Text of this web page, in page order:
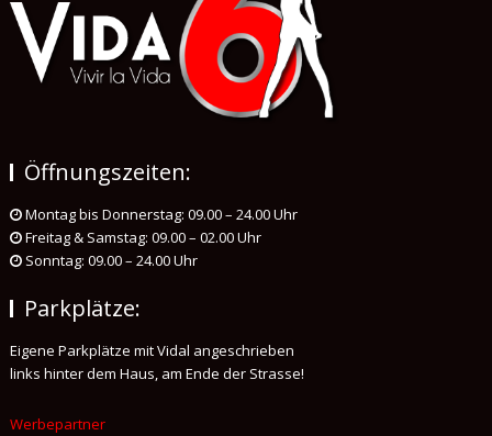
Öffnungszeiten:
Montag bis Donnerstag: 09.00 – 24.00 Uhr
Freitag & Samstag: 09.00 – 02.00 Uhr
Sonntag: 09.00 – 24.00 Uhr
Parkplätze:
Eigene Parkplätze mit Vidal angeschrieben
links hinter dem Haus, am Ende der Strasse!
Werbepartner